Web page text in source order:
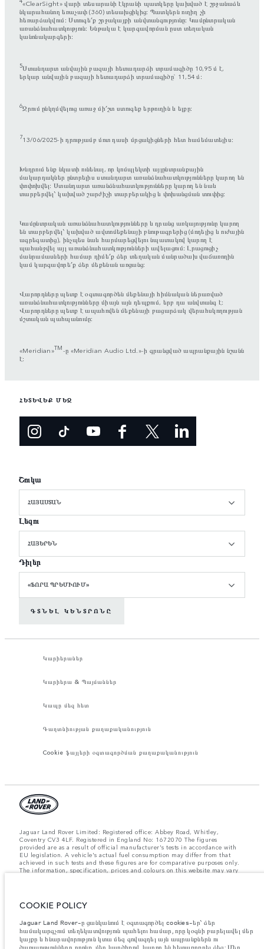
«ClearSight» վարի տեսարանի էկրանի պատկերը կախված է շրջանաձև
նկարահանող եռաչափ (360) տեսախցիկից։ Պատկերն ուղիղ չի
հեռարձակվում։ Ստուգե՛ք շրջակայքի անվտանգությունը։ Կամընտրական
առանձնահատկություն։ Ենթակա է կարգավորման ըստ տեղական
կանոնակարգերի։
5Ստանդարտ անվային բազայի հետադարձի տրամագիծը 10,95 մ է,
երկար անվային բազայի հետադարձի տրամագիծը` 11,54 մ։
6Ջրում ընկղմվելուց առաջ մի՛շտ ստուգեք երթուղին և ելքը։
713/06/2025-ի դրությամբ մոտ դասի մրցակիցների հետ համեմատելիս։
Խնդրում ենք նկատի ունենալ, որ կոմպլեկտի այլընտրանքային
մակարդակներ ընտրելիս ստանդարտ առանձնահատկությունները կարող են
փոփոխվել։ Ստանդարտ առանձնահատկությունները կարող են նաև
տարբերվել՝ կախված շարժիչի տարբերակից և փոխանցման տուփից։
Կամընտրական առանձնահատկությունները և դրանց առկայությունը կարող
են տարբերվել՝ կախված ավտոմեքենայի բնութագրերից (մոդելից և ուժային
ագրեգատից), ինչպես նաև հարմարեցվելու նպատակով կարող է
պահանջվել այլ առանձնահատկությունների ավելացում։ Լրացուցիչ
մանրամասների համար դիմե՛ք ձեր տեղական մանրածախ վաճառողին
կամ կարգավորե՛ք ձեր մեքենան առցանց։
Վարորդները պետք է օգտագործեն մեքենայի հիմնական ներառված
առանձնահատկությունները միայն այն դեպքում, երբ դա անվտանգ է։
Վարորդները պետք է ապահովեն մեքենայի բացարձակ վերահսկողության
մշտական պահպանումը։
«Meridian»TM-ը «Meridian Audio Ltd.»-ի գրանցված ապրանքային նշանն
է։
ՀԵՏԵՎԵՔ ՄԵԶ
Շուկա
ՀԱՅԱՍՏԱՆ
Լեզու
ՀԱՅԵՐԵՆ
Դիլեր
«ՖՈՐԱ ՊՐԵՄԻՈՒՄ»
ԳՏՆԵԼ ԿԵՆՏՐՈՆԸ
Կարիերաներ
Կարիերա & Պայմաններ
Կապը մեզ հետ
Գաղտնիության քաղաքականություն
Cookie ֆայլերի օգտագործման քաղաքականություն
Jaguar Land Rover Limited: Registered office: Abbey Road, Whitley,
Coventry CV3 4LF. Registered in England No: 1672070 The figures
provided are as a result of official manufacturer's tests in accordance with
EU legislation. A vehicle's actual fuel consumption may differ from that
achieved in such tests and these figures are for comparative purposes only.
The information, specification, prices and colours on this website may vary
Նշված կշիռներն արտացոլում են մեքենայի ստանդարտ բնութագրերը։
Աքսեսուարները և արտադրությունից հետո տեղադրված այլ պարագաներն
աքսեսուարներով, ուղևորներով, հեղուկով, վառելիքով և օգտակար բեռով
մեքենայի բեռնվածության ժամանակ մեքենայի համախառն քաշը և առանցքի
առավելագույն բեռնվածությունը չեն գերազանցվում։
COOKIE POLICY
Jaguar Land Rover-ը ցանկանում է օգտագործել cookies-եր՝ ձեր
համակարգչում տեղեկատվություն պահելու համար, որը կօգնի բարելավել մեր
կայքը և հնարավորություն կտա մեզ գովազդել այն ապրանքներն ու
ծառայությունները, որոնք, մեր կարծիքով, կարող են հետաքրքրել ձեզ: Մեր